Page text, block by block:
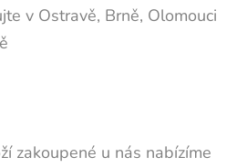
v Ostravě, Brně, Olomouci
zakoupené u nás nabízíme